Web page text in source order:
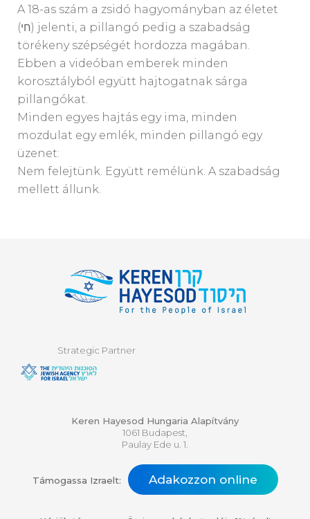
A 18-as szám a zsidó hagyományban az életet
(חי) jelenti, a pillangó pedig a szabadság
törékeny szépségét hordozza magában.
Ebben a videóban emberek minden
korosztályból együtt hajtogatnak sárga
pillangókat.
Minden egyes hajtás egy ima, minden
mozdulat egy emlék, minden pillangó egy
üzenet:
Nem felejtünk. Együtt remélünk. A szabadság
mellett állunk.
Strategic Partner
Keren Hayesod Hungaria Alapítvány
1061 Budapest,
Paulay Ede u. 1.
Támogassa Izraelt: Adakozzon online